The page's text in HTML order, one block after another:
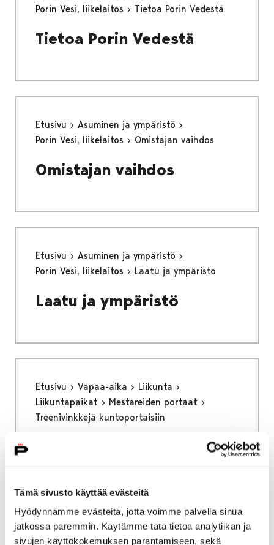
Tämä sivusto käyttää evästeitä
Hyödynnämme evästeitä, jotta voimme palvella sinua
jatkossa paremmin. Käytämme tätä tietoa analytiikan ja
sivujen käyttökokemuksen parantamiseen, sekä
Porin Vesi, liikelaitos
Tietoa Porin Vedestä
Tietoa Porin Vedestä
Etusivu
Asuminen ja ympäristö
Porin Vesi, liikelaitos
Omistajan vaihdos
Omistajan vaihdos
Etusivu
Asuminen ja ympäristö
Porin Vesi, liikelaitos
Laatu ja ympäristö
Laatu ja ympäristö
Etusivu Vapaa-aika
Liikunta
Liikuntapaikat
Mestareiden portaat
Treenivinkkejä kuntoportaisiin
kuntoportaisiin